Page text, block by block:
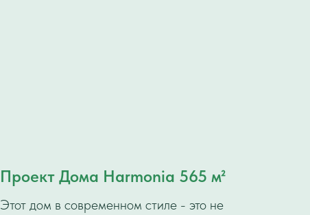
Проект Дома Harmonia 565 м²
Этот дом в современном стиле - это не